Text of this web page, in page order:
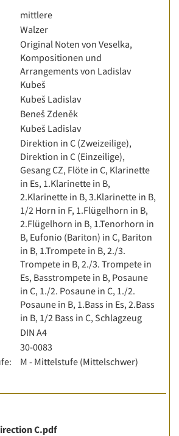
mittlere
Walzer
Original Noten von Veselka,
Kompositionen und
Arrangements von Ladislav
Kubeš
Kubeš Ladislav
Beneš Zdeněk
Kubeš Ladislav
Direktion in C (Zweizeilige),
Direktion in C (Einzeilige),
Gesang CZ, Flöte in C, Klarinette
in Es, 1.Klarinette in B,
2.Klarinette in B, 3.Klarinette in B,
1/2 Horn in F, 1.Flügelhorn in B,
2.Flügelhorn in B, 1.Tenorhorn in
B, Eufonio (Bariton) in C, Bariton
in B, 1.Trompete in B, 2./3.
Trompete in B, 2./3. Trompete in
Es, Basstrompete in B, Posaune
in C, 1./2. Posaune in C, 1./2.
Posaune in B, 1.Bass in Es, 2.Bass
in B, 1/2 Bass in C, Schlagzeug
DIN A4
30-0083
M - Mittelstufe (Mittelschwer)
C.pdf